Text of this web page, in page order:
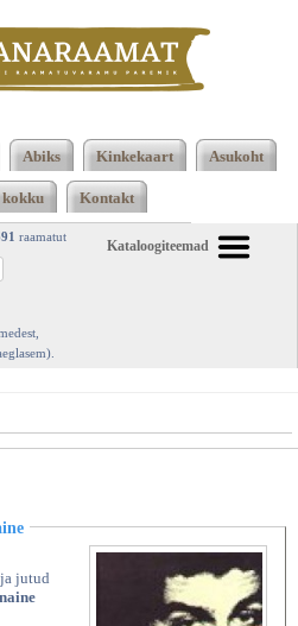
Dovlatov, Hotger 2007 |
Abiks Kinkekaart Asukoht
kokku Kontakt
Kataloogiteemad
raamatut
jutud